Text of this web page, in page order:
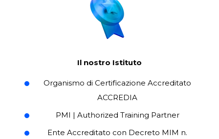
Il nostro Istituto
Organismo di Certificazione Accreditato
ACCREDIA
PMI | Authorized Training Partner
Ente Accreditato con Decreto MIM n.